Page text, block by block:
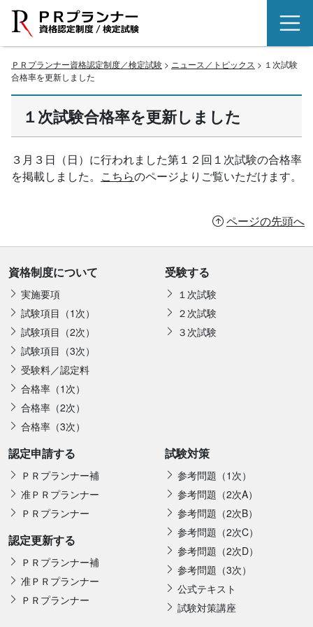
ＰＲプランナー資格認定制度／検定試験 > ニュース／トピックス > １次試験
合格率を更新しました
１次試験合格率を更新しました
３月３日（日）に行われました第１２回１次試験の合格率
を掲載しました。 こちらのページよりご覧いただけます。
ページの先頭へ
資格制度について
実施要項
試験項目（1次）
試験項目（2次）
試験項目（3次）
受験料／認定料
合格率（1次）
合格率（2次）
合格率（3次）
受験する
１次試験
２次試験
３次試験
認定申請する
ＰＲプランナー補
准ＰＲプランナー
ＰＲプランナー
認定更新する
ＰＲプランナー補
准ＰＲプランナー
ＰＲプランナー
試験対策
参考問題（1次）
参考問題（2次A）
参考問題（2次B）
参考問題（2次C）
参考問題（2次D）
参考問題（3次）
公式テキスト
試験対策講座